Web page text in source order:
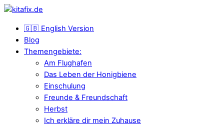
🇬🇧 English Version
Blog
Themengebiete:
Am Flughafen
Das Leben der Honigbiene
Einschulung
Freunde & Freundschaft
Herbst
Ich erkläre dir mein Zuhause